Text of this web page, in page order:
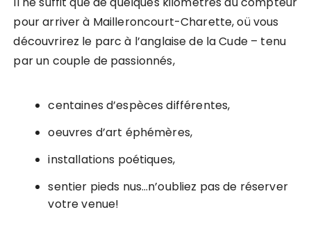
pour arriver à Mailleroncourt-Charette, oü vous
découvrirez le parc à l’anglaise de la Cude – tenu
par un couple de passionnés,
centaines d’espèces différentes,
oeuvres d’art éphémères,
installations poétiques,
sentier pieds nus…n’oubliez pas de réserver
votre venue!